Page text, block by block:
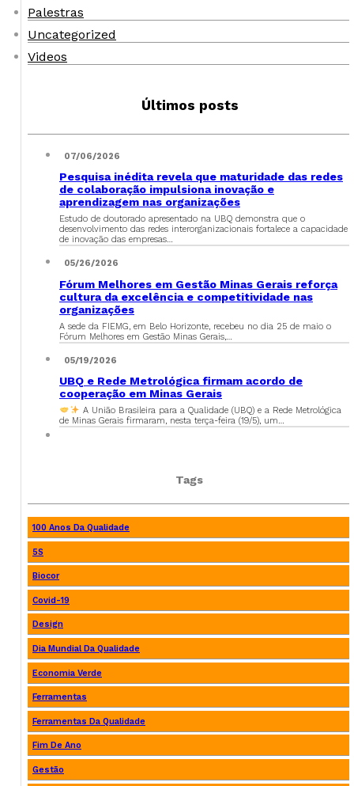
Palestras
Uncategorized
Videos
Últimos posts
07/06/2026
Pesquisa inédita revela que maturidade das redes
de colaboração impulsiona inovação e
aprendizagem nas organizações
Estudo de doutorado apresentado na UBQ demonstra que o
desenvolvimento das redes interorganizacionais fortalece a capacidade
de inovação das empresas…
05/26/2026
Fórum Melhores em Gestão Minas Gerais reforça
cultura da excelência e competitividade nas
organizações
A sede da FIEMG, em Belo Horizonte, recebeu no dia 25 de maio o
Fórum Melhores em Gestão Minas Gerais,…
05/19/2026
UBQ e Rede Metrológica firmam acordo de
cooperação em Minas Gerais
A União Brasileira para a Qualidade (UBQ) e a Rede Metrológica
de Minas Gerais firmaram, nesta terça-feira (19/5), um…
Tags
100 Anos Da Qualidade
5S
Biocor
Covid-19
Design
Dia Mundial Da Qualidade
Economia Verde
Ferramentas
Ferramentas Da Qualidade
Fim De Ano
Gestão